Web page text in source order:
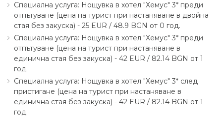
Специална услуга: Нощувка в хотел "Хемус" 3* преди
отпътуване (цена на турист при настаняване в двойна
стая без закуска) - 25 EUR ∕ 48.9 BGN от 0 год.
Специална услуга: Нощувка в хотел "Хемус" 3* преди
отпътуване (цена на турист при настаняване в
единична стая без закуска) - 42 EUR ∕ 82.14 BGN от 1
год.
Специална услуга: Нощувка в хотел "Хемус" 3* след
пристигане (цена на турист при настаняване в
единична стая без закуска) - 42 EUR ∕ 82.14 BGN от 1
год.